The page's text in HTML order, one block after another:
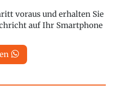
voraus und erhalten Sie
auf Ihr Smartphone